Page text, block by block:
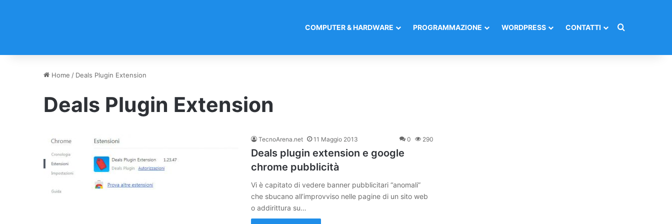
COMPUTER & HARDWARE PROGRAMMAZIONE WORDPRESS CONTATTI Cerca per
Home / Deals Plugin Extension
Deals Plugin Extension
TecnoArena.net 11 Maggio 2013 0 290
Deals plugin extension e google
chrome pubblicità
Vi è capitato di vedere banner pubblicitari “anomali”
che sbucano all’improvviso nelle pagine di un sito web
o addirittura su…